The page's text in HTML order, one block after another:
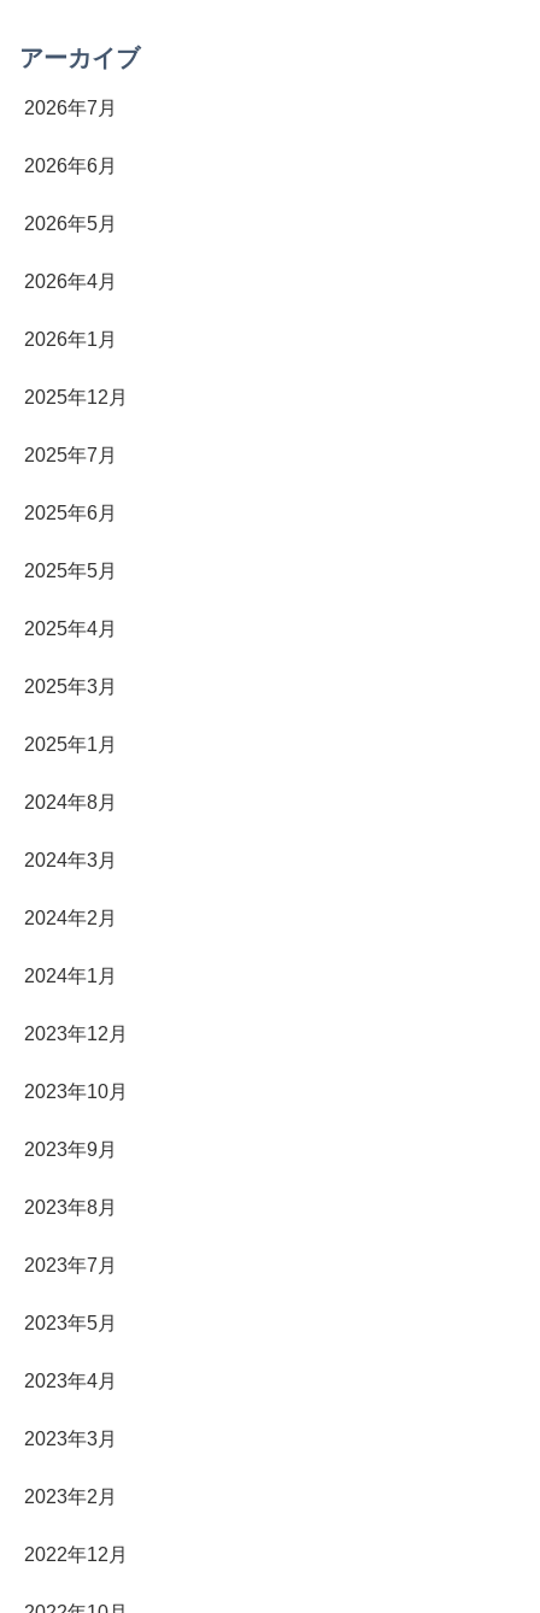
アーカイブ
2026年7月
2026年6月
2026年5月
2026年4月
2026年1月
2025年12月
2025年7月
2025年6月
2025年5月
2025年4月
2025年3月
2025年1月
2024年8月
2024年3月
2024年2月
2024年1月
2023年12月
2023年10月
2023年9月
2023年8月
2023年7月
2023年5月
2023年4月
2023年3月
2023年2月
2022年12月